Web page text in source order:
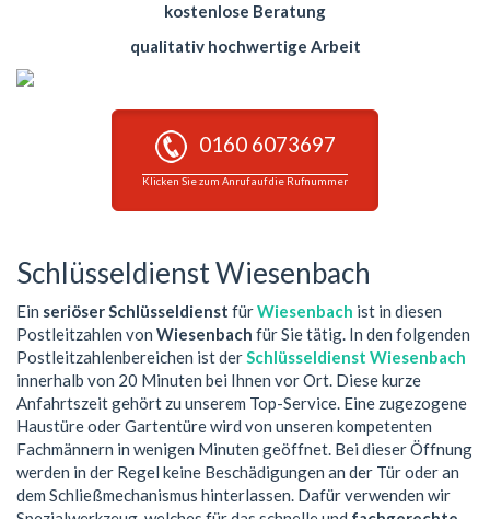
kostenlose Beratung
qualitativ hochwertige Arbeit
0160 6073697
Klicken Sie zum Anruf auf die Rufnummer
Schlüsseldienst Wiesenbach
Ein seriöser Schlüsseldienst fürWiesenbach ist in diesen
Postleitzahlen von Wiesenbach für Sie tätig. In den folgenden
Postleitzahlenbereichen ist derSchlüsseldienst Wiesenbach
innerhalb von 20 Minuten bei Ihnen vor Ort. Diese kurze
Anfahrtszeit gehört zu unserem Top-Service. Eine zugezogene
Haustüre oder Gartentüre wird von unseren kompetenten
Fachmännern in wenigen Minuten geöffnet. Bei dieser Öffnung
werden in der Regel keine Beschädigungen an der Tür oder an
dem Schließmechanismus hinterlassen. Dafür verwenden wir